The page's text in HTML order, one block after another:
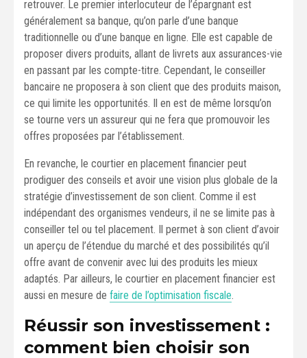
retrouver. Le premier interlocuteur de l’épargnant est
généralement sa banque, qu’on parle d’une banque
traditionnelle ou d’une banque en ligne. Elle est capable de
proposer divers produits, allant de livrets aux assurances-vie
en passant par les compte-titre. Cependant, le conseiller
bancaire ne proposera à son client que des produits maison,
ce qui limite les opportunités. Il en est de même lorsqu’on
se tourne vers un assureur qui ne fera que promouvoir les
offres proposées par l’établissement.
En revanche, le courtier en placement financier peut
prodiguer des conseils et avoir une vision plus globale de la
stratégie d’investissement de son client. Comme il est
indépendant des organismes vendeurs, il ne se limite pas à
conseiller tel ou tel placement. Il permet à son client d’avoir
un aperçu de l’étendue du marché et des possibilités qu’il
offre avant de convenir avec lui des produits les mieux
adaptés. Par ailleurs, le courtier en placement financier est
aussi en mesure de faire de l’optimisation fiscale
Réussir son investissement :
comment bien choisir son